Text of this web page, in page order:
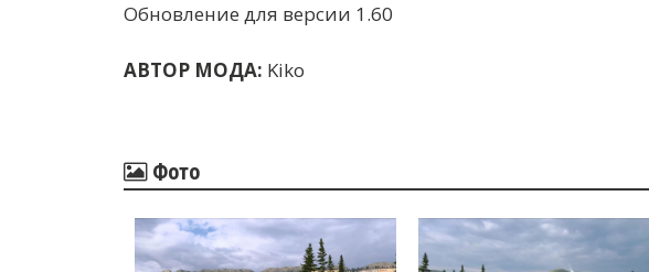
Обновление для версии 1.60
АВТОР МОДА: Kiko
Фото